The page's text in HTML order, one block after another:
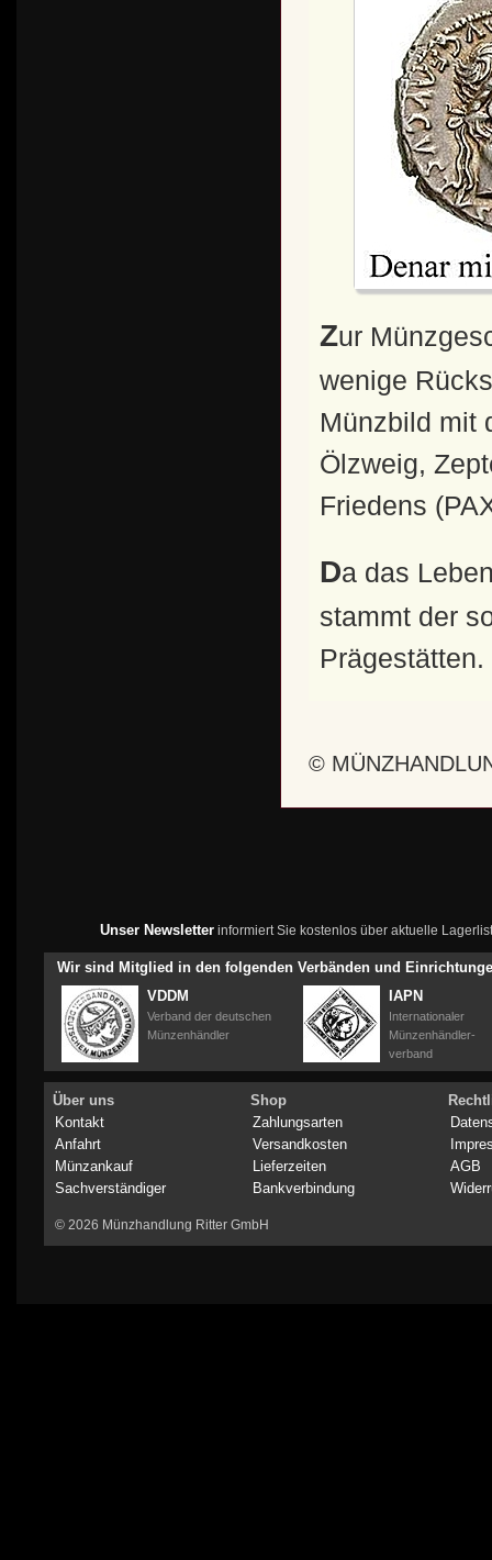
Zur Münzgeschichte: Seine Prägungen besitzen nur
wenige
Münzbild mit
Ölzweig,
Friedens
Da das Leben Jesu in seine Regierungszeit fällt,
stammt der
Prägestätten.
©
Unser Newsletterinformiert Sie kostenlos über aktuelle
Wir sind Mitglied in den folgenden Verbänden und
VDDM
Verband der deutschen
Münzenhändler
IAPN
Internationaler
Münzenhändler-
verband
Über uns
Kontakt
Anfahrt
Münzankauf
Sachverständiger
Shop
Zahlungsarten
Versandkosten
Lieferzeiten
Bankverbindung
AGB
© 2026 Münzhandlung Ritter GmbH